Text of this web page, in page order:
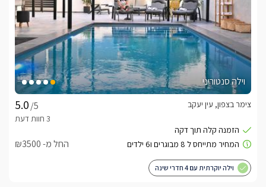
וילה סנטוריני
/5
צימר בצפון, עין יעקב
החל מ- ₪3500
וילה יוקרתית עם 4 חדרי שינה